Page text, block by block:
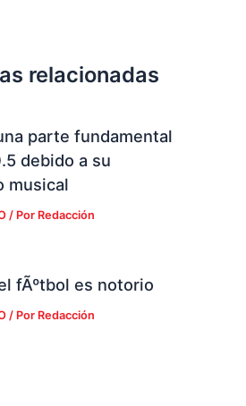
relacionadas
parte fundamental
debido a su
musical
/ Por Redacción
fÃºtbol es notorio
/ Por Redacción